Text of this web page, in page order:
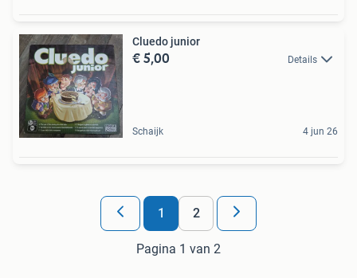
Cluedo junior
€ 5,00 Details
Schaijk 4 jun 26
1 2
Pagina 1 van 2